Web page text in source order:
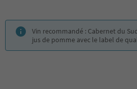
Vin recommandé : Cabernet du
jus de pomme avec le label de